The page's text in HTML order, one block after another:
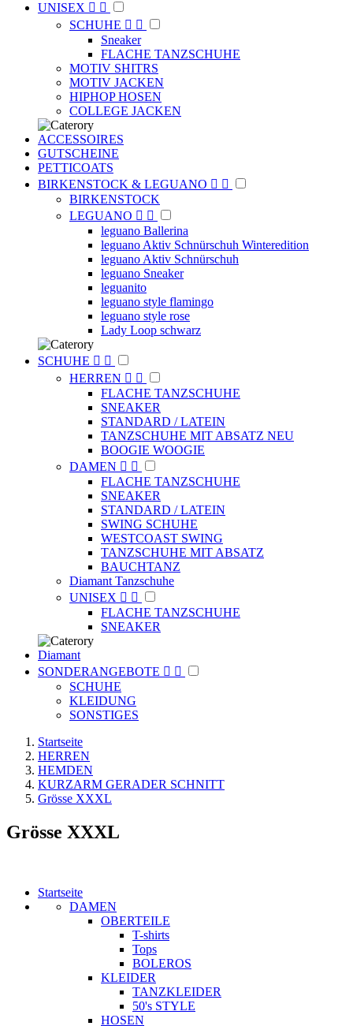
UNISEX  
SCHUHE  
Sneaker
FLACHE TANZSCHUHE
MOTIV SHITRS
MOTIV JACKEN
HIPHOP HOSEN
COLLEGE JACKEN
ACCESSOIRES
GUTSCHEINE
PETTICOATS
BIRKENSTOCK & LEGUANO  
BIRKENSTOCK
LEGUANO  
leguano Ballerina
leguano Aktiv Schnürschuh Winteredition
leguano Aktiv Schnürschuh
leguano Sneaker
leguanito
leguano style flamingo
leguano style rose
Lady Loop schwarz
SCHUHE  
HERREN  
FLACHE TANZSCHUHE
SNEAKER
STANDARD / LATEIN
TANZSCHUHE MIT ABSATZ NEU
BOOGIE WOOGIE
DAMEN  
FLACHE TANZSCHUHE
SNEAKER
STANDARD / LATEIN
SWING SCHUHE
WESTCOAST SWING
TANZSCHUHE MIT ABSATZ
BAUCHTANZ
Diamant Tanzschuhe
UNISEX  
FLACHE TANZSCHUHE
SNEAKER
Diamant
SONDERANGEBOTE  
SCHUHE
KLEIDUNG
SONSTIGES
Startseite
HERREN
HEMDEN
KURZARM GERADER SCHNITT
Grösse XXXL
Grösse XXXL
Startseite
DAMEN
OBERTEILE
T-shirts
Tops
BOLEROS
KLEIDER
TANZKLEIDER
50's STYLE
HOSEN